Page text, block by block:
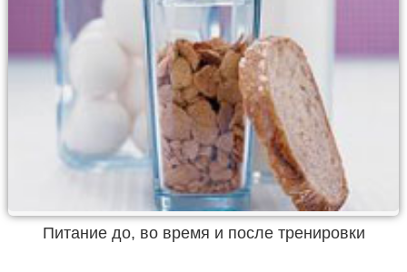
Питание до, во время и после тренировки